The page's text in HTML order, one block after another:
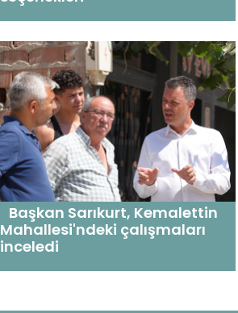
Başkan Sarıkurt, Kemalettin
Mahallesi'ndeki çalışmaları
inceledi